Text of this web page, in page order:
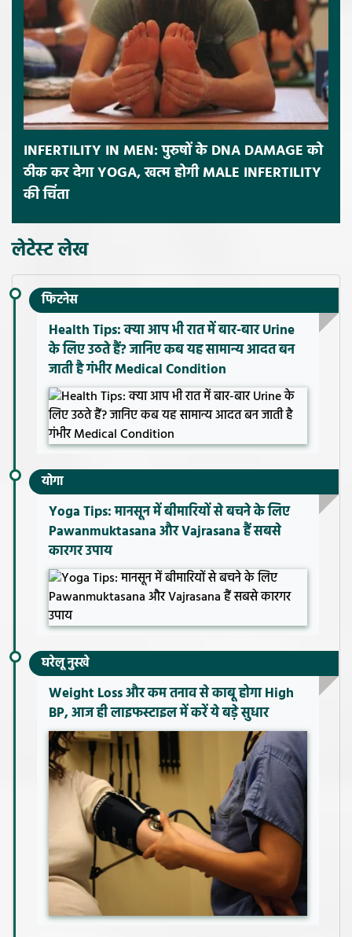
INFERTILITY IN MEN: पुरुषों के DNA DAMAGE को
ठीक कर देगा YOGA, खत्म होगी MALE INFERTILITY
की चिंता
लेटेस्ट लेख
फिटनेस
Health Tips: क्या आप भी रात में बार-बार Urine
के लिए उठते हैं? जानिए कब यह सामान्य आदत बन
जाती है गंभीर Medical Condition
योगा
Yoga Tips: मानसून में बीमारियों से बचने के लिए
Pawanmuktasana और Vajrasana हैं सबसे
कारगर उपाय
घरेलू नुस्खे
Weight Loss और कम तनाव से काबू होगा High
BP, आज ही लाइफस्टाइल में करें ये बड़े सुधार